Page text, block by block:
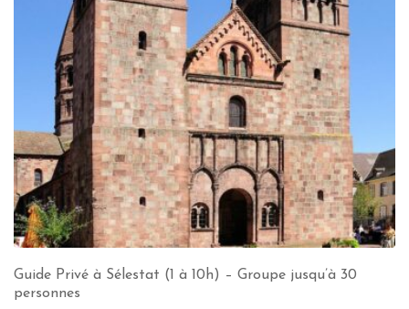
Guide Privé à Sélestat (1 à 10h) – Groupe jusqu’à 30
personnes